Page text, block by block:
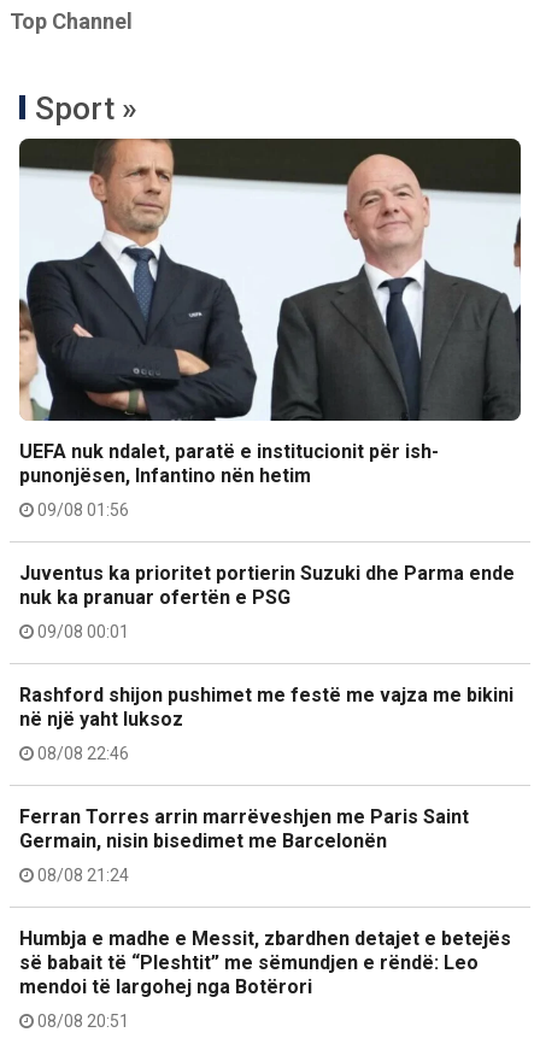
Top Channel
Sport »
UEFA nuk ndalet, paratë e institucionit për ish-
punonjësen, Infantino nën hetim
09/08 01:56
Juventus ka prioritet portierin Suzuki dhe Parma ende
nuk ka pranuar ofertën e PSG
09/08 00:01
Rashford shijon pushimet me festë me vajza me bikini
në një yaht luksoz
08/08 22:46
Ferran Torres arrin marrëveshjen me Paris Saint
Germain, nisin bisedimet me Barcelonën
08/08 21:24
Humbja e madhe e Messit, zbardhen detajet e betejës
së babait të “Pleshtit” me sëmundjen e rëndë: Leo
mendoi të largohej nga Botërori
08/08 20:51